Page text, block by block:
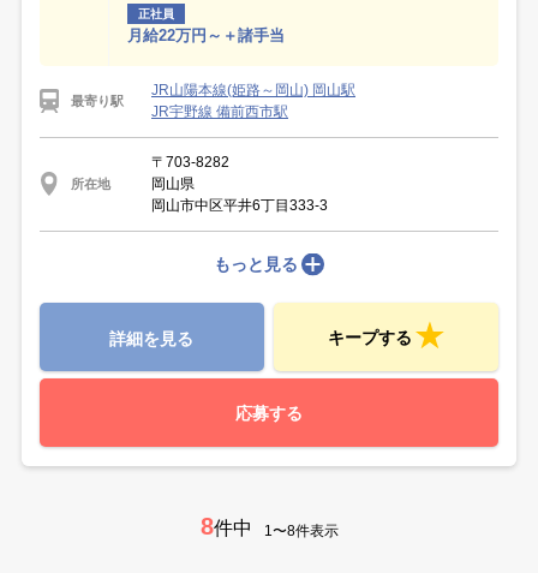
正社員
月給22万円～＋諸手当
最寄り駅
JR山陽本線(姫路～岡山) 岡山駅
JR宇野線 備前西市駅
所在地
〒703-8282
岡山県
岡山市中区平井6丁目333-3
もっと見る
詳細を見る キープする
応募する
8件中 1〜8件表示